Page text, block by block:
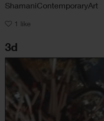
ShamaniContemporaryArt
1 like
3d